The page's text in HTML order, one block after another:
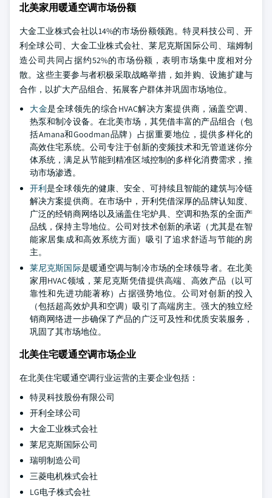
北美家用暖通空调市场份额
大金工业株式会社以14%的市场份额领跑。特灵科技公司、开
利全球公司、大金工业株式会社、莱尼克斯国际公司、瑞姆制
造公司共同占据约52%的市场份额，表明市场集中度相对分
散。这些主要参与者积极采取战略举措，如并购、设施扩建与
合作，以扩大产品组合、拓展客户群体并巩固市场地位。
大金是全球领先的综合HVAC解决方案提供商，涵盖空调、
热泵和制冷设备。在北美市场，其凭借丰富的产品组合（包
括Amana和Goodman品牌）占据重要地位，提供多样化的
高效住宅系统。公司专注于创新的变频技术和无管道迷你分
体系统，满足从节能到精准区域控制的多样化消费需求，推
动市场渗透。
开利是全球领先的健康、安全、可持续且智能的建筑与冷链
解决方案提供商。在市场中，开利凭借深厚的品牌认知度、
广泛的经销商网络以及涵盖住宅炉具、空调和热泵的全面产
品线，保持主导地位。公司对技术创新的承诺（尤其是在智
能家居集成和高效系统方面）吸引了追求舒适与节能的房
主。
莱尼克斯国际是暖通空调与制冷市场的全球领导者。在北美
家用HVAC领域，莱尼克斯凭借提供高端、高效产品（以可
靠性和先进功能著称）占据强势地位。公司对创新的投入
（包括超高效炉具和空调）吸引了高端房主。强大的独立经
销商网络进一步确保了产品的广泛可及性和优质安装服务，
巩固了其市场地位。
北美住宅暖通空调市场企业
在北美住宅暖通空调行业运营的主要企业包括：
特灵科技股份有限公司
开利全球公司
大金工业株式会社
莱尼克斯国际公司
瑞明制造公司
三菱电机株式会社
LG电子株式会社